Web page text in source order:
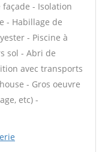
- Isolation
- Habillage de
- Piscine à
sol - Abri de
avec transports
- Gros oeuvre
etc) -